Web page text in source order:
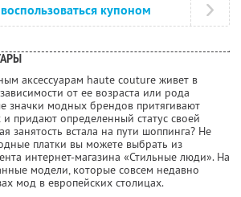
купоном
аксессуарам haute couture живет в
от ее возраста или рода
значки модных брендов притягивают
придают определенный статус своей
занятость встала на пути шоппинга? Не
платки вы можете выбрать из
интернет-магазина «Стильные люди». На
модели, которые совсем недавно
мод в европейских столицах.